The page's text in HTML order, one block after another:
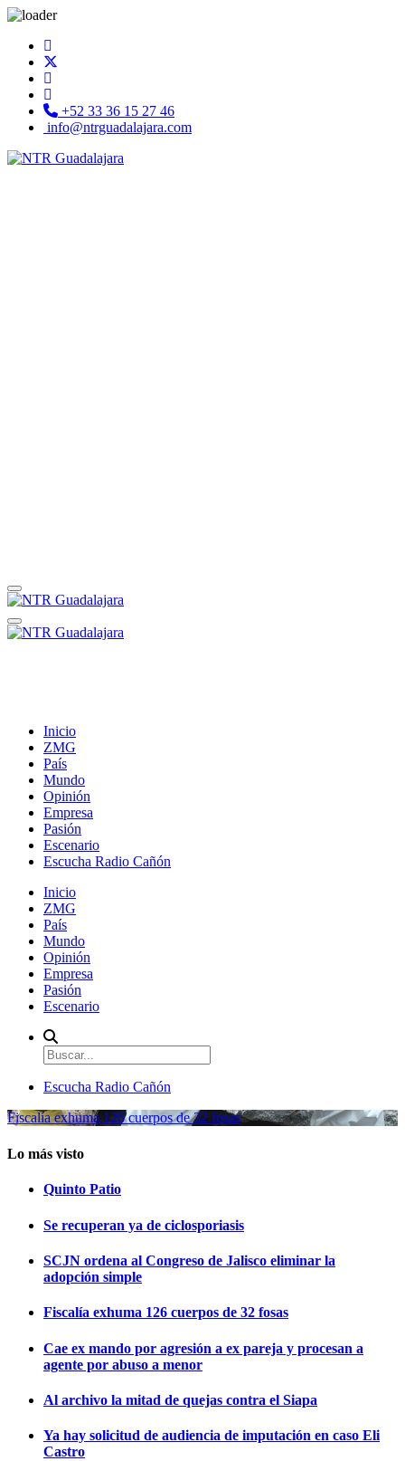
+52 33 36 15 27 46
info@ntrguadalajara.com
Inicio
ZMG
País
Mundo
Opinión
Empresa
Pasión
Escenario
Escucha Radio Cañón
Inicio
ZMG
País
Mundo
Opinión
Empresa
Pasión
Escenario
Escucha Radio Cañón
Fiscalía exhuma 126 cuerpos de 32 fosas
Lo más visto
Quinto Patio
Se recuperan ya de ciclosporiasis
SCJN ordena al Congreso de Jalisco eliminar la
adopción simple
Fiscalía exhuma 126 cuerpos de 32 fosas
Cae ex mando por agresión a ex pareja y procesan a
agente por abuso a menor
Al archivo la mitad de quejas contra el Siapa
Ya hay solicitud de audiencia de imputación en caso Eli
Castro